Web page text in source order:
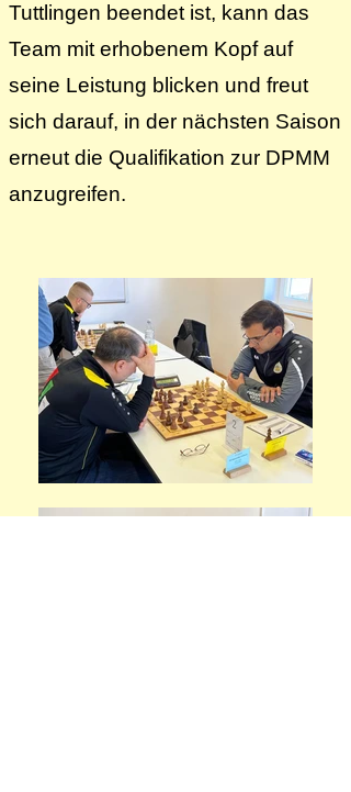
Tuttlingen beendet ist, kann das
Team mit erhobenem Kopf auf
seine Leistung blicken und freut
sich darauf, in der nächsten Saison
erneut die Qualifikation zur DPMM
anzugreifen.